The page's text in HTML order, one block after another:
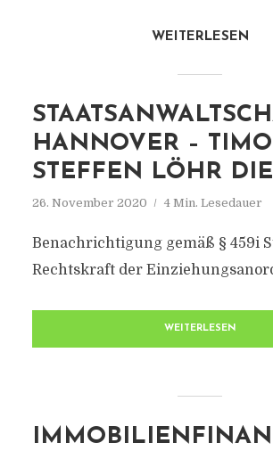
WEITERLESEN
HANNOVER –
STEFFEN LÖHR
26. November 2020 4 Min. Lesedauer
Benachrichtigung gemäß § 459i
Rechtskraft der
WEITERLESEN